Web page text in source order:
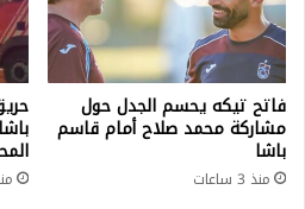
فاتح تيكه يحسم الجدل حول
مشاركة محمد صلاح أمام قاسم
باشا
منذ 3 ساعات منذ